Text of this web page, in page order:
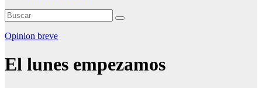
Opinion breve
El lunes empezamos